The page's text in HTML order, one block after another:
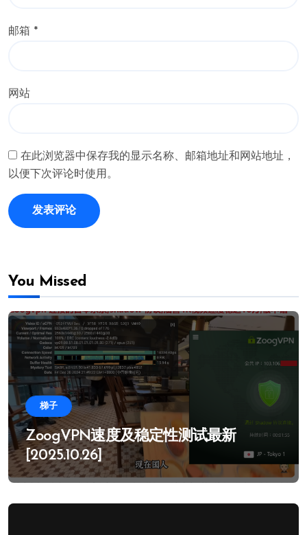
邮箱 *
网站
在此浏览器中保存我的显示名称、邮箱地址和网站地址，
以便下次评论时使用。
You Missed
梯子
ZoogVPN速度及稳定性测试最新
[2025.10.26]